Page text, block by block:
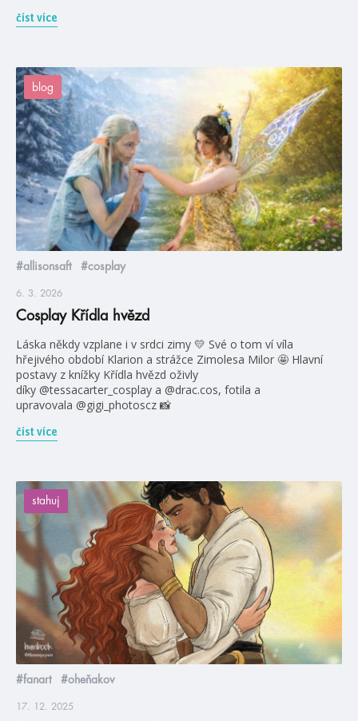
číst více
blog
#allisonsaft #cosplay
6. 3. 2026
Cosplay Křídla hvězd
Láska někdy vzplane i v srdci zimy 💛 Své o tom ví víla
hřejivého období Klarion a strážce Zimolesa Milor 🤩 Hlavní
postavy z knížky Křídla hvězd oživly
díky @tessacarter_cosplay a @drac.cos, fotila a
upravovala @gigi_photoscz 📸
číst více
stahuj
#fanart #oheňakov
17. 12. 2025